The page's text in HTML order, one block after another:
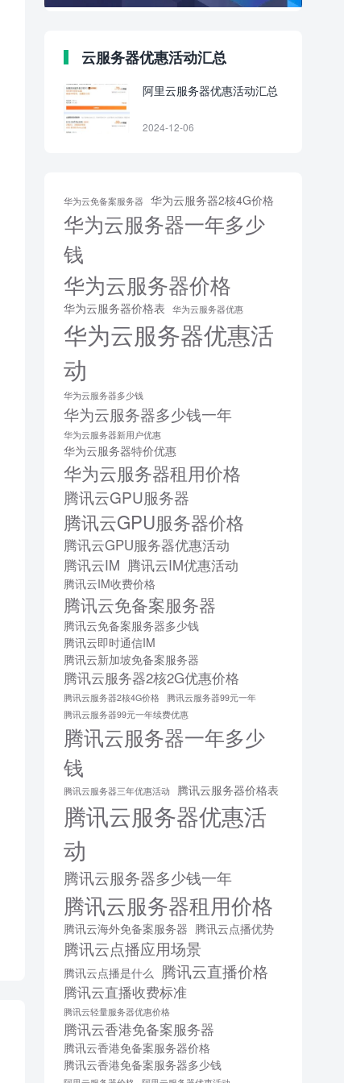
云服务器优惠活动汇总
阿里云服务器优惠活动汇总
2024-12-06
华为云免备案服务器 华为云服务器2核4G价格
华为云服务器一年多少
钱
华为云服务器价格
华为云服务器价格表 华为云服务器优惠
华为云服务器优惠活
动
华为云服务器多少钱
华为云服务器多少钱一年
华为云服务器新用户优惠
华为云服务器特价优惠
华为云服务器租用价格
腾讯云GPU服务器
腾讯云GPU服务器价格
腾讯云GPU服务器优惠活动
腾讯云IM 腾讯云IM优惠活动
腾讯云IM收费价格
腾讯云免备案服务器
腾讯云免备案服务器多少钱
腾讯云即时通信IM
腾讯云新加坡免备案服务器
腾讯云服务器2核2G优惠价格
腾讯云服务器2核4G价格
腾讯云服务器99元一年
腾讯云服务器99元一年续费优惠
腾讯云服务器一年多少
钱
腾讯云服务器三年优惠活动 腾讯云服务器价格表
腾讯云服务器优惠活
动
腾讯云服务器多少钱一年
腾讯云服务器租用价格
腾讯云海外免备案服务器 腾讯云点播优势
腾讯云点播应用场景
腾讯云点播是什么 腾讯云直播价格
腾讯云直播收费标准
腾讯云轻量服务器优惠价格
腾讯云香港免备案服务器
腾讯云香港免备案服务器价格
腾讯云香港免备案服务器多少钱